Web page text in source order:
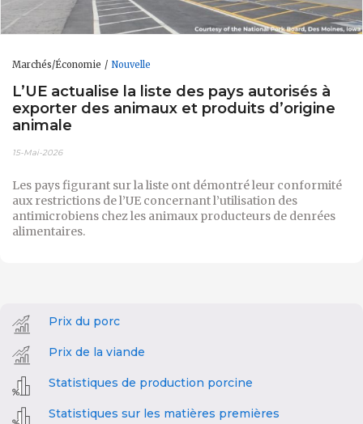
Marchés/Économie Nouvelle
L’UE actualise la liste des pays autorisés à
exporter des animaux et produits d’origine
animale
15-Mai-2026
Les pays figurant sur la liste ont démontré leur conformité
aux restrictions de l’UE concernant l’utilisation des
antimicrobiens chez les animaux producteurs de denrées
alimentaires.
Prix du porc
Prix de la viande
Statistiques de production porcine
Statistiques sur les matières premières